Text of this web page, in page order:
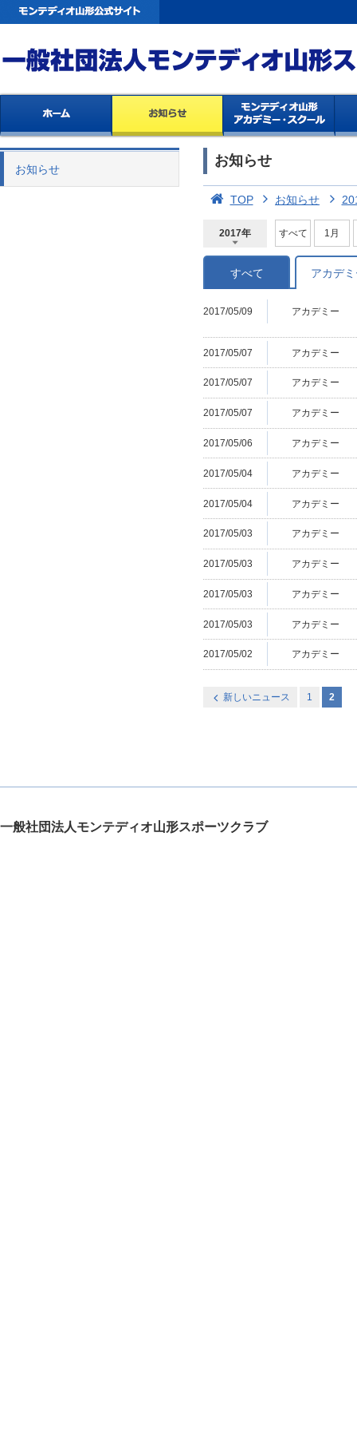
お知らせ
お知らせ
TOP お知らせ
2017年 すべて 1月
すべて アカデ
2017/05/09 アカデミー
2017/05/07 アカデミー
2017/05/07 アカデミー
2017/05/07 アカデミー
2017/05/06 アカデミー
2017/05/04 アカデミー
2017/05/04 アカデミー
2017/05/03 アカデミー
2017/05/03 アカデミー
2017/05/03 アカデミー
2017/05/03 アカデミー
2017/05/02 アカデミー
新しいニュース 1 2
一般社団法人モンテディオ山形スポーツクラブ